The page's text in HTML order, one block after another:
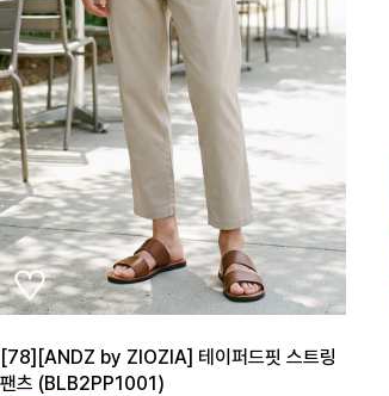
[78][ANDZ by ZIOZIA] 테이퍼드핏 스트링
팬츠 (BLB2PP1001)